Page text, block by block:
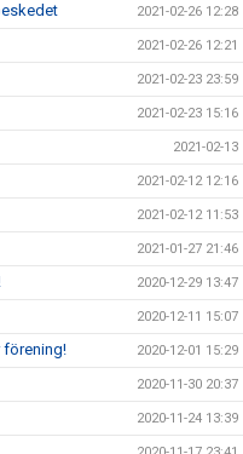
2021-02-26 12:28
2021-02-26 12:21
2021-02-23 23:59
2021-02-23 15:16
2021-02-13
2021-02-12 12:16
2021-02-12 11:53
2021-01-27 21:46
2020-12-29 13:47
2020-12-11 15:07
förening! 2020-12-01 15:29
2020-11-30 20:37
2020-11-24 13:39